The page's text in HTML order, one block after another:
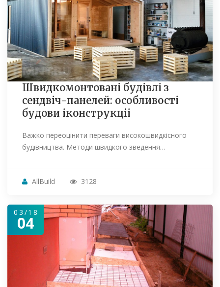
Швидкомонтовані будівлі з
сендвіч-панелей: особливості
будови іконструкціі
Важко переоцінити переваги високошвидкісного
будівництва. Методи швидкого зведення…
AllBuild 3128
03/18
04